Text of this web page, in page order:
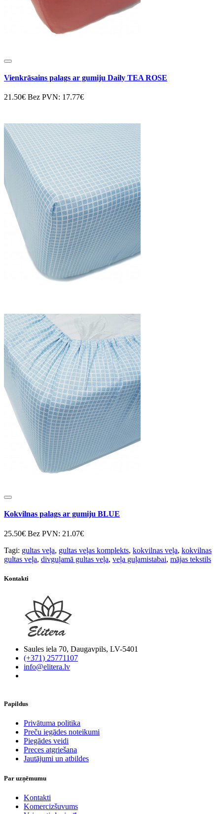
Vienkrāsains palags ar gumiju Daily TEA ROSE
21.50€ Bez PVN: 17.77€
Kokvilnas palags ar gumiju BLUE
25.50€ Bez PVN: 21.07€
Tagi: gultas veļa, gultas veļas komplekts, kokvilnas veļa, kokvilnas
gultas veļa, divguļamā gultas veļa, veļa guļamistabai, mājas tekstils
Kontakti
Saules iela 70, Daugavpils, LV-5401
(+371) 25771107
info@elitera.lv
Papildus
​Privātuma politika
Preču iegādes noteikumi
Piegādes veidi
Preces atgriešana
Jautājumi un atbildes
Par uzņēmumu
Kontakti
Komercizšuvums